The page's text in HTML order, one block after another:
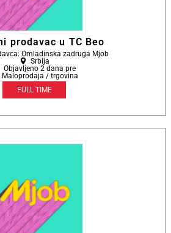
prodavac u TC Beo
Omladinska zadruga Mjob
Srbija
Objavljeno 2 dana pre
Maloprodaja / trgovina
FULL TIME